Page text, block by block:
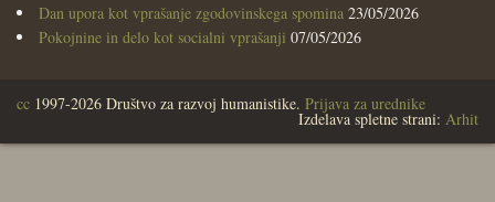
Dan upora kot vprašanje zgodovinskega spomina 23/05/2026
Pokojnine in delo kot socialni vprašanji 07/05/2026
cc 1997-2026 Društvo za razvoj humanistike. Prijava za urednike
Izdelava spletne strani: Arhit